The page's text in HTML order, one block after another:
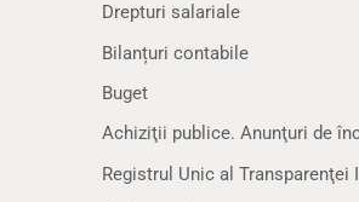
Drepturi salariale
Bilanțuri contabile
Buget
Achiziţii publice. Anunţuri de
Registrul Unic al Transparenţei